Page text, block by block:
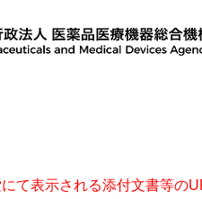
て表示される添付文書等の